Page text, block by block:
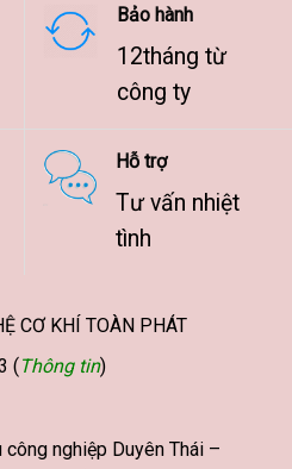
Bảo hành
12tháng từ
công ty
Hỗ trợ
Tư vấn nhiệt
tình
CƠ KHÍ TOÀN PHÁT
( Thông tin)
nghiệp Duyên Thái –